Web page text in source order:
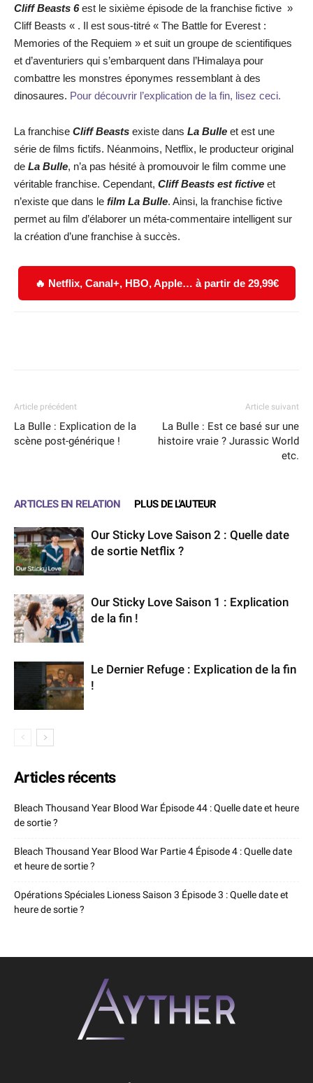
Cliff Beasts 6est le sixième épisode de la franchise fictive »
Cliff Beasts « . Il est sous-titré « The Battle for Everest :
Memories of the Requiem » et suit un groupe de scientifiques
et d’aventuriers qui s’embarquent dans l’Himalaya pour
combattre les monstres éponymes ressemblant à des
dinosaures. Pour découvrir l’explication de la fin, lisez ceci.
La franchise Cliff Beasts existe dans La Bulle et est une
série de films fictifs. Néanmoins, Netflix, le producteur original
de La Bulle, n’a pas hésité à promouvoir le film comme une
véritable franchise. Cependant, Cliff Beasts est fictive et
n’existe que dans le film La Bulle. Ainsi, la franchise fictive
permet au film d’élaborer un méta-commentaire intelligent sur
la création d’une franchise à succès.
🔥 Netflix, Canal+, HBO, Apple… à partir de 29,99€
Article précédent
La Bulle : Explication de la
scène post-générique !
Article suivant
La Bulle : Est ce basé sur une
histoire vraie ? Jurassic World
etc.
ARTICLES EN RELATION PLUS DE L'AUTEUR
Our Sticky Love Saison 2 : Quelle date
de sortie Netflix ?
Our Sticky Love Saison 1 : Explication
de la fin !
Le Dernier Refuge : Explication de la fin
!
Articles récents
Bleach Thousand Year Blood War Épisode 44 : Quelle date et heure
de sortie ?
Bleach Thousand Year Blood War Partie 4 Épisode 4 : Quelle date
et heure de sortie ?
Opérations Spéciales Lioness Saison 3 Épisode 3 : Quelle date et
heure de sortie ?